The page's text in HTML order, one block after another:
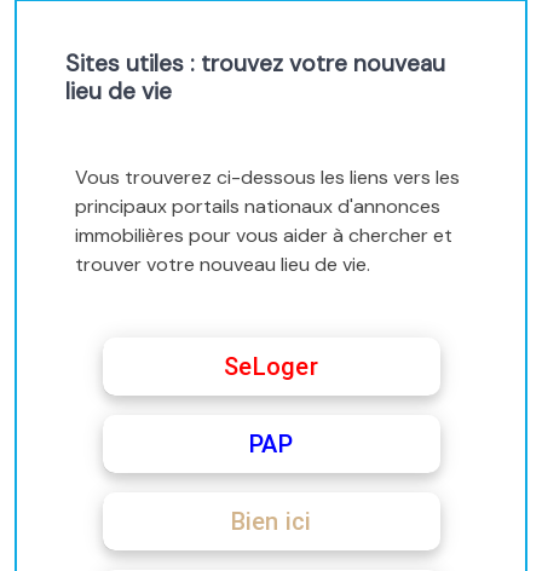
Sites utiles : trouvez votre nouveau
lieu de vie
Vous trouverez ci-dessous les liens vers les
principaux portails nationaux d'annonces
immobilières pour vous aider à chercher et
trouver votre nouveau lieu de vie.
SeLoger
PAP
Bien ici